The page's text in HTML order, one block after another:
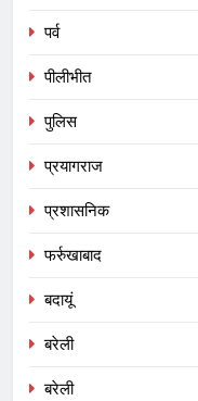
पर्व
पीलीभीत
पुलिस
प्रयागराज
प्रशासनिक
फर्रुखाबाद
बदायूं
बरेली
बरेली